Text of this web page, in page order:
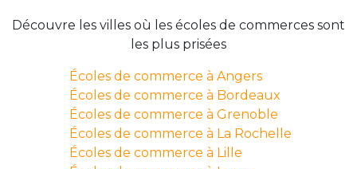
Découvre les villes où les écoles de commerces sont
les plus prisées
Écoles de commerce à Angers
Écoles de commerce à Bordeaux
Écoles de commerce à Grenoble
Écoles de commerce à La Rochelle
Écoles de commerce à Lille